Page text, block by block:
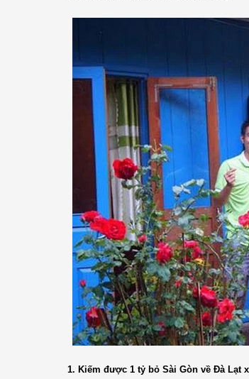
1. Kiếm được 1 tỷ bỏ Sài Gòn về Đà Lạt